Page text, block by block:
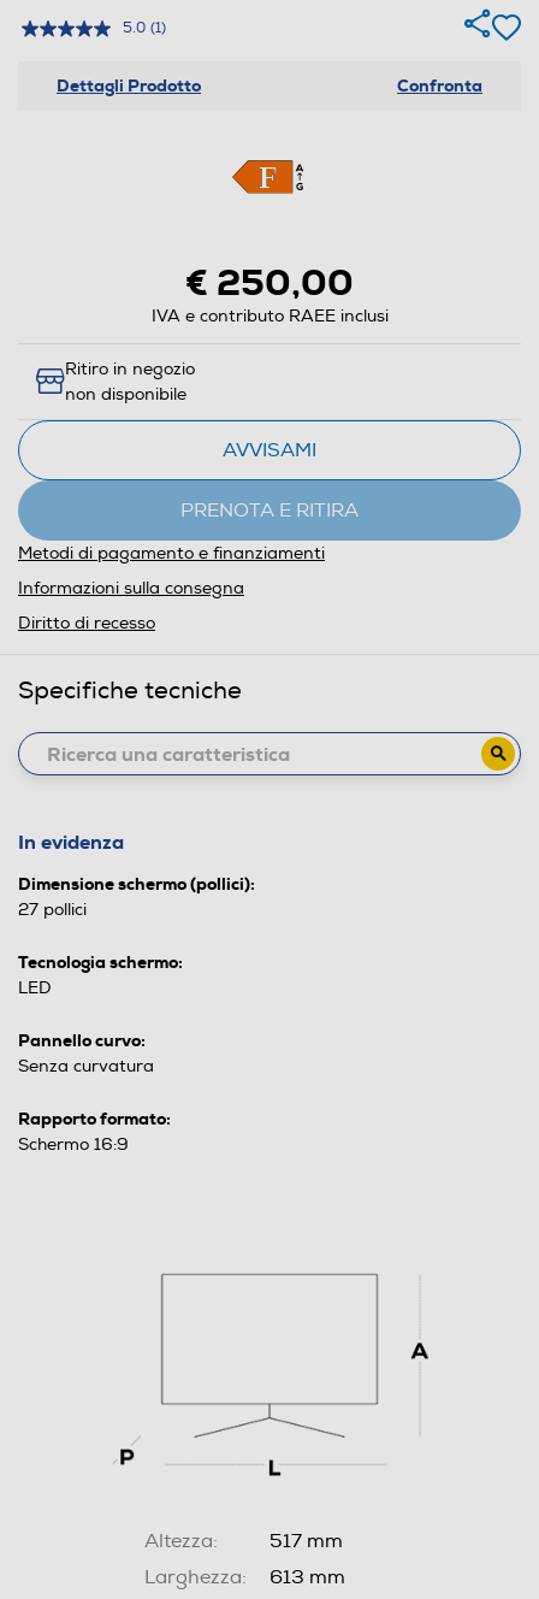
5.0 (1)
Dettagli Prodotto Confronta
€ 250,00
IVA e contributo RAEE inclusi
Ritiro in negozio
non disponibile
AVVISAMI
PRENOTA E RITIRA
Metodi di pagamento e finanziamenti
Informazioni sulla consegna
Diritto di recesso
Specifiche tecniche
In evidenza
Dimensione schermo (pollici):
27 pollici
Tecnologia schermo:
LED
Pannello curvo:
Senza curvatura
Rapporto formato:
Schermo 16:9
Altezza:
517 mm
Larghezza:
613 mm